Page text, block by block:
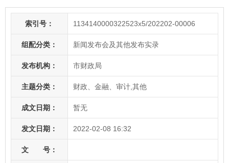
索引号： 1134140000322523x5/202202-00006
组配分类： 新闻发布会及其他发布实录
发布机构： 市财政局
主题分类： 财政、金融、审计,其他
成文日期： 暂无
发文日期： 2022-02-08 16:32
文 号：